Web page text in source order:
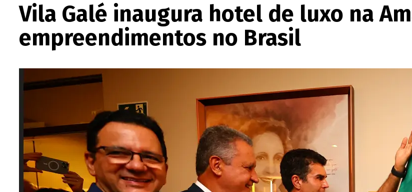
Vila Galé inaugura hotel de luxo na
empreendimentos no Brasil